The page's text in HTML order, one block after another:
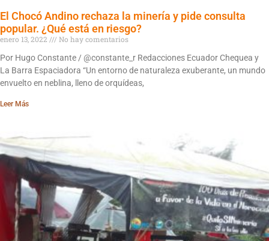
El Chocó Andino rechaza la minería y pide consulta
popular. ¿Qué está en riesgo?
enero 13, 2022
No hay comentarios
Por Hugo Constante / @constante_r Redacciones Ecuador Chequea y
La Barra Espaciadora “Un entorno de naturaleza exuberante, un mundo
envuelto en neblina, lleno de orquídeas,
Leer Más